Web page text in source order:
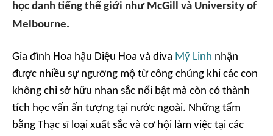
học danh tiếng thế giới như McGill và University of
Melbourne.
Gia đình Hoa hậu Diệu Hoa và diva Mỹ Linh nhận
được nhiều sự ngưỡng mộ từ công chúng khi các con
không chỉ sở hữu nhan sắc nổi bật mà còn có thành
tích học vấn ấn tượng tại nước ngoài. Những tấm
bằng Thạc sĩ loại xuất sắc và cơ hội làm việc tại các